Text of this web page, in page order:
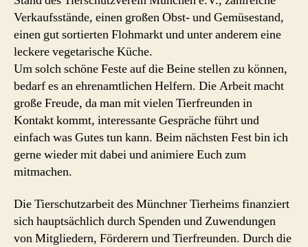
Verkaufsstände, einen großen Obst- und Gemüsestand,
einen gut sortierten Flohmarkt und unter anderem eine
leckere vegetarische Küche.
Um solch schöne Feste auf die Beine stellen zu können,
bedarf es an ehrenamtlichen Helfern. Die Arbeit macht
große Freude, da man mit vielen Tierfreunden in
Kontakt kommt, interessante Gespräche führt und
einfach was Gutes tun kann. Beim nächsten Fest bin ich
gerne wieder mit dabei und animiere Euch zum
mitmachen.
Die Tierschutzarbeit des Münchner Tierheims finanziert
sich hauptsächlich durch Spenden und Zuwendungen
von Mitgliedern, Förderern und Tierfreunden. Durch die